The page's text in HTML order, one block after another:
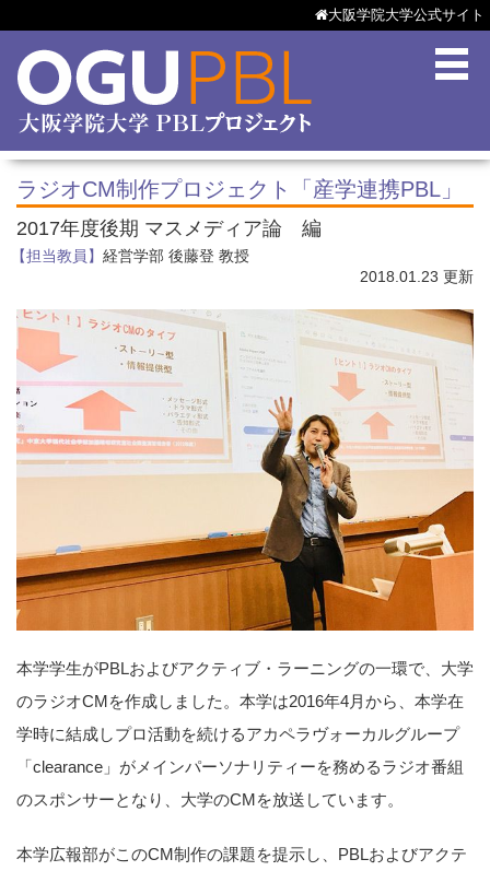
大阪学院大学公式サイト
ラジオCM制作プロジェクト「産学連携PBL」
2017年度後期 マスメディア論 編
【担当教員】 経営学部 後藤登 教授
2018.01.23 更新
本学学生がPBLおよびアクティブ・ラーニングの一環で、大学
のラジオCMを作成しました。本学は2016年4月から、本学在
学時に結成しプロ活動を続けるアカペラヴォーカルグループ
「clearance」がメインパーソナリティーを務めるラジオ番組
のスポンサーとなり、大学のCMを放送しています。
本学広報部がこのCM制作の課題を提示し、PBLおよびアクテ